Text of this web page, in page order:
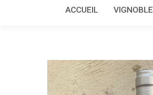
ACCUEIL VIGNOBLE